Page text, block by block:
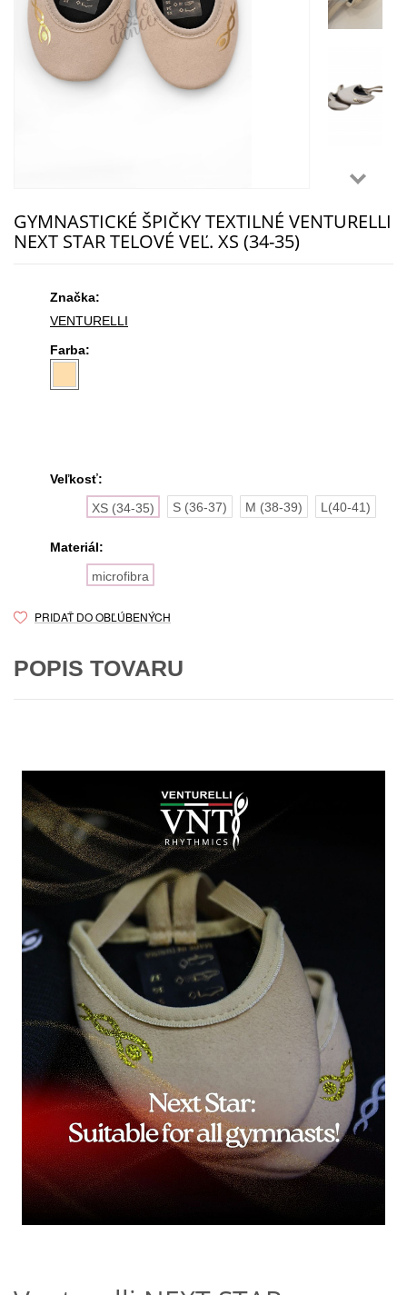
GYMNASTICKÉ ŠPIČKY TEXTILNÉ VENTURELLI
NEXT STAR TELOVÉ VEĽ. XS (34-35)
Značka:
VENTURELLI
Farba:
Veľkosť:
XS (34-35)
S (36-37) M (38-39) L(40-41)
Materiál:
microfibra
PRIDAŤ DO OBĽÚBENÝCH
POPIS TOVARU